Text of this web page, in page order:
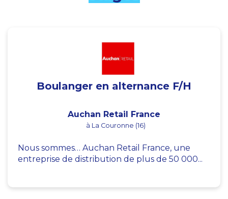
Boulanger en alternance F/H
Auchan Retail France
à La Couronne (16)
Nous sommes… Auchan Retail France, une
entreprise de distribution de plus de 50 000...